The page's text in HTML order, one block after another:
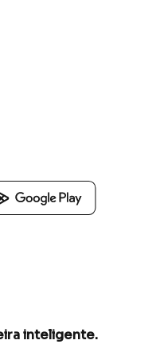
inteligente.